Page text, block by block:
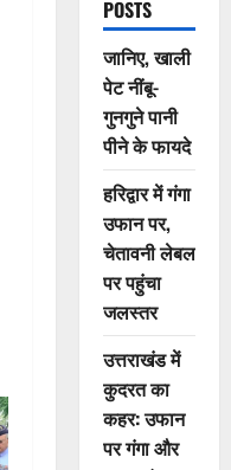
POSTS
जानिए, खाली
पेट नींबू-
गुनगुने पानी
पीने के फायदे
हरिद्वार में गंगा
उफान पर,
चेतावनी लेबल
पर पहुंचा
जलस्तर
उत्तराखंड में
कुदरत का
कहर: उफान
पर गंगा और